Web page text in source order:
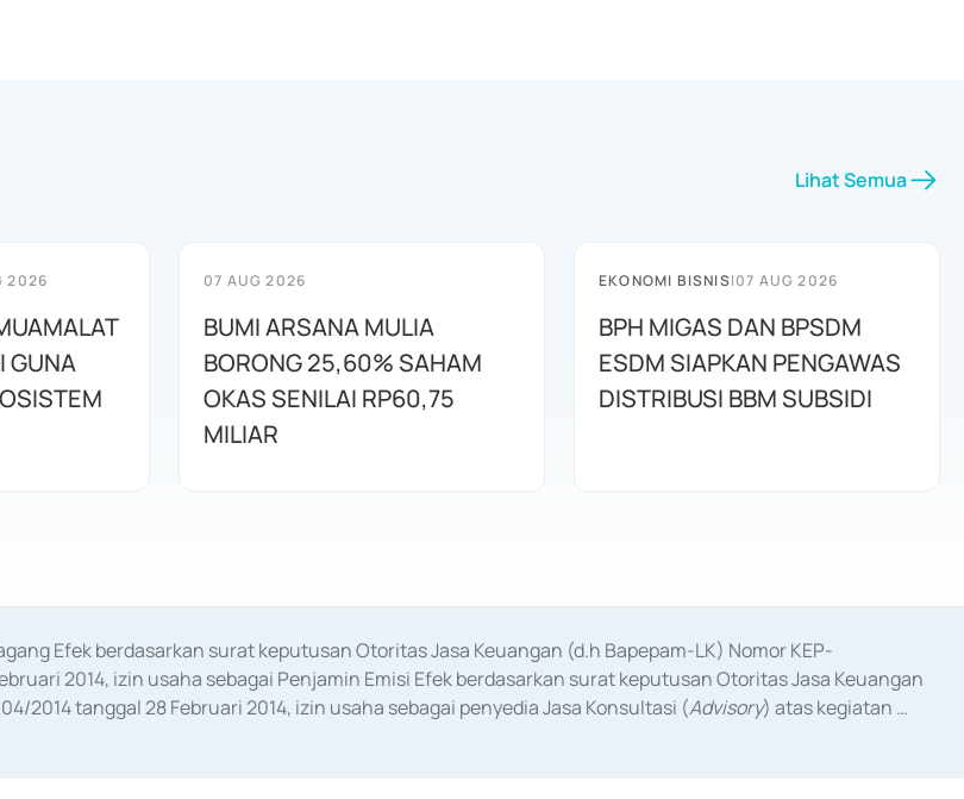
Lihat Semua
2026
GUNA
07 AUG 2026
BUMI ARSANA MULIA
BORONG 25,60% SAHAM
OKAS SENILAI RP60,75
MILIAR
EKONOMI BISNIS|07 AUG 2026
BPH MIGAS DAN BPSDM
ESDM SIAPKAN PENGAWAS
DISTRIBUSI BBM SUBSIDI
Efek berdasarkan surat keputusan Otoritas Jasa Keuangan (d.h Bapepam-LK) Nomor KEP-
2014, izin usaha sebagai Penjamin Emisi Efek berdasarkan surat keputusan Otoritas Jasa Keuangan
2014 tanggal 28 Februari 2014, izin usaha sebagai penyedia Jasa Konsultasi (Advisory) atas kegiatan